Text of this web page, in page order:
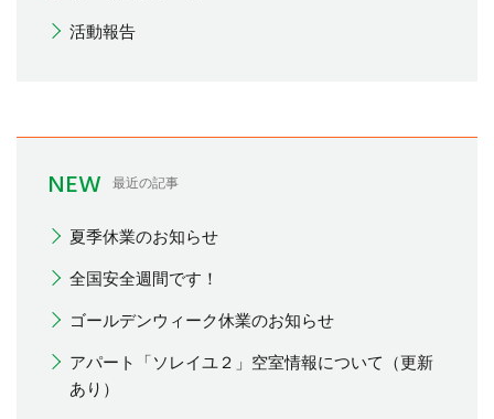
活動報告
NEW 最近の記事
夏季休業のお知らせ
全国安全週間です！
ゴールデンウィーク休業のお知らせ
アパート「ソレイユ２」空室情報について（更新
あり）